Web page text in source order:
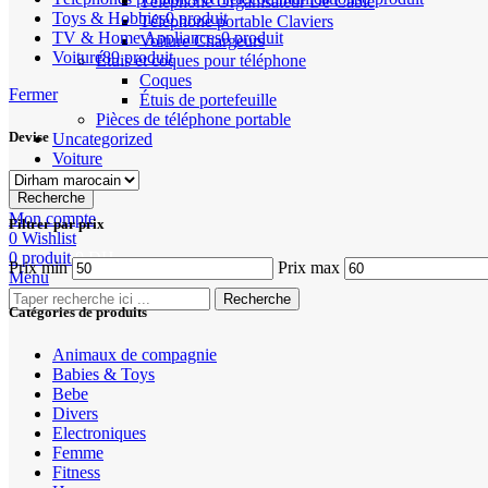
Téléphone portable Claviers
Voiture Chargeurs
Étuis et coques pour téléphone
Coques
Étuis de portefeuille
Pièces de téléphone portable
Uncategorized
Voiture
Recherche
Mon compte
0 Wishlist
0 produit 0DH
Menu
Recherche
Toys & Hobbies0 produit
TV & Home Appliances0 produit
Voiture89 produit
Fermer
Devise
Filtrer par prix
Prix min Prix max
Catégories de produits
Animaux de compagnie
Babies & Toys
Bebe
Divers
Electroniques
Femme
Fitness